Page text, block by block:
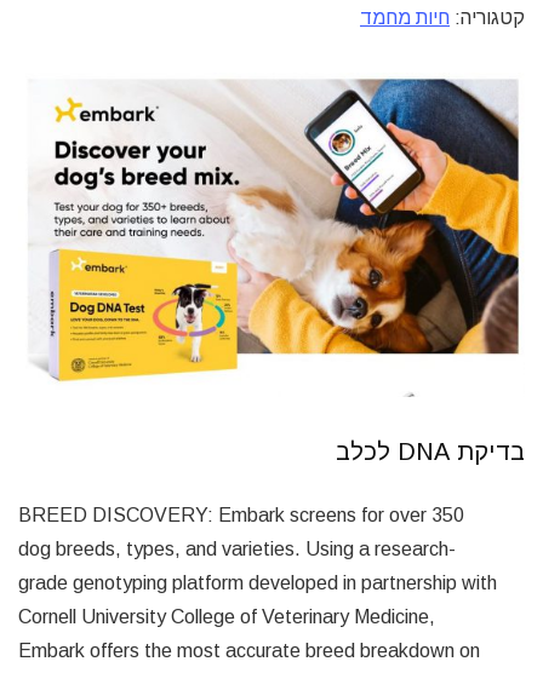
קטגוריה: חיות מחמד
בדיקת DNA לכלב
BREED DISCOVERY: Embark screens for over 350
dog breeds, types, and varieties. Using a research-
grade genotyping platform developed in partnership with
Cornell University College of Veterinary Medicine,
Embark offers the most accurate breed breakdown on